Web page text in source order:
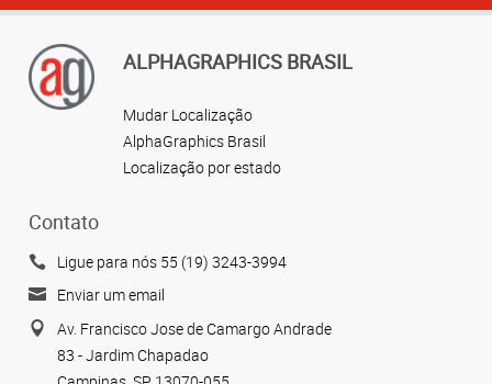
ALPHAGRAPHICS BRASIL
Mudar Localização
AlphaGraphics Brasil
Localização por estado
Contato
Ligue para nós 55 (19) 3243-3994
Enviar um email
Av. Francisco Jose de Camargo Andrade
83 - Jardim Chapadao